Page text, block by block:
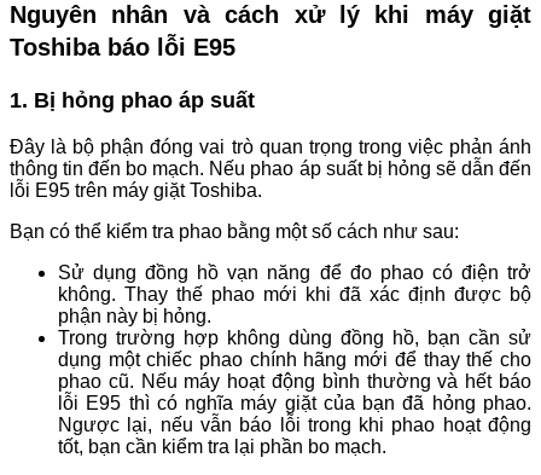
Nguyên nhân và cách xử lý khi máy giặt
Toshiba báo lỗi E95
1. Bị hỏng phao áp suất
Đây là bộ phận đóng vai trò quan trọng trong việc phản ánh
thông tin đến bo mạch. Nếu phao áp suất bị hỏng sẽ dẫn đến
lỗi E95 trên máy giặt Toshiba.
Bạn có thể kiểm tra phao bằng một số cách như sau:
Sử dụng đồng hồ vạn năng để đo phao có điện trở
không. Thay thế phao mới khi đã xác định được bộ
phận này bị hỏng.
Trong trường hợp không dùng đồng hồ, bạn cần sử
dụng một chiếc phao chính hãng mới để thay thế cho
phao cũ. Nếu máy hoạt động bình thường và hết báo
lỗi E95 thì có nghĩa máy giặt của bạn đã hỏng phao.
Ngược lại, nếu vẫn báo lỗi trong khi phao hoạt động
tốt, bạn cần kiểm tra lại phần bo mạch.